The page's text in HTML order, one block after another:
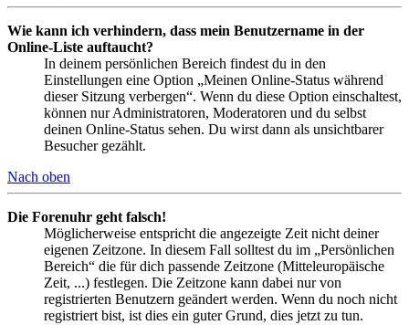
Wie kann ich verhindern, dass mein Benutzername in der
Online-Liste auftaucht?
In deinem persönlichen Bereich findest du in den
Einstellungen eine Option „Meinen Online-Status während
dieser Sitzung verbergen“. Wenn du diese Option einschaltest,
können nur Administratoren, Moderatoren und du selbst
deinen Online-Status sehen. Du wirst dann als unsichtbarer
Besucher gezählt.
Nach oben
Die Forenuhr geht falsch!
Möglicherweise entspricht die angezeigte Zeit nicht deiner
eigenen Zeitzone. In diesem Fall solltest du im „Persönlichen
Bereich“ die für dich passende Zeitzone (Mitteleuropäische
Zeit, ...) festlegen. Die Zeitzone kann dabei nur von
registrierten Benutzern geändert werden. Wenn du noch nicht
registriert bist, ist dies ein guter Grund, dies jetzt zu tun.